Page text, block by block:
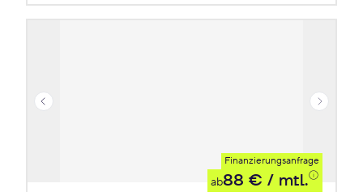
Finanzierungsanfrage
ab88 € / mtl.